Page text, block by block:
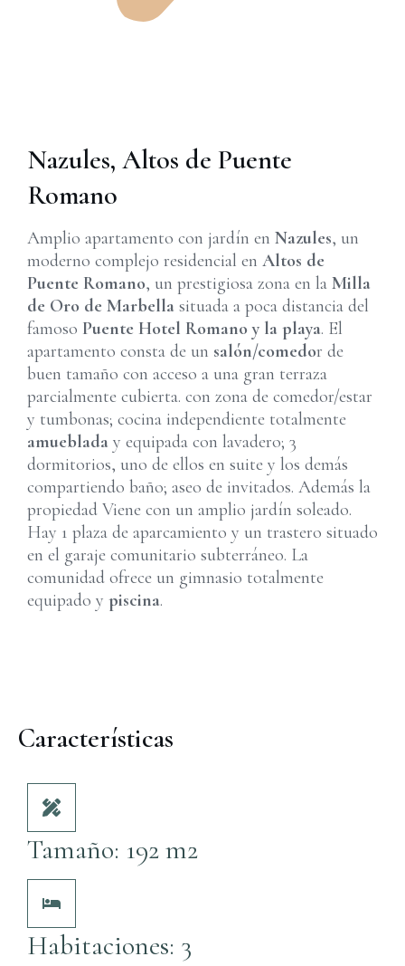
Nazules, Altos de Puente
Romano
Amplio apartamento con jardín en Nazules, un
moderno complejo residencial en Altos de
Puente Romano, un prestigiosa zona en la Milla
de Oro de Marbella situada a poca distancia del
famoso Puente Hotel Romano y la playa. El
apartamento consta de un salón/comedor de
buen tamaño con acceso a una gran terraza
parcialmente cubierta. con zona de comedor/estar
y tumbonas; cocina independiente totalmente
amueblada y equipada con lavadero; 3
dormitorios, uno de ellos en suite y los demás
compartiendo baño; aseo de invitados. Además la
propiedad Viene con un amplio jardín soleado.
Hay 1 plaza de aparcamiento y un trastero situado
en el garaje comunitario subterráneo. La
comunidad ofrece un gimnasio totalmente
equipado y piscina.
Características
Tamaño: 192 m2
Habitaciones: 3